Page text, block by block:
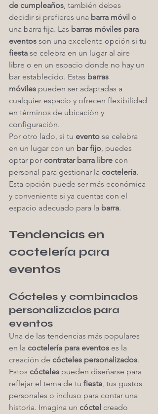
de cumpleaños, también debes
decidir si prefieres una barra móvil o
una barra fija. Las barras móviles para
eventos son una excelente opción si tu
fiesta se celebra en un lugar al aire
libre o en un espacio donde no hay un
bar establecido. Estas barras
móviles pueden ser adaptadas a
cualquier espacio y ofrecen flexibilidad
en términos de ubicación y
configuración.
Por otro lado, si tu evento se celebra
en un lugar con un bar fijo, puedes
optar por contratar barra libre con
personal para gestionar la coctelería.
Esta opción puede ser más económica
y conveniente si ya cuentas con el
espacio adecuado para la barra.
Tendencias en
coctelería para
eventos
Cócteles y combinados
personalizados para
eventos
Una de las tendencias más populares
en la coctelería para eventos es la
creación de cócteles personalizados.
Estos cócteles pueden diseñarse para
reflejar el tema de tu fiesta, tus gustos
personales o incluso para contar una
historia. Imagina un cóctel creado